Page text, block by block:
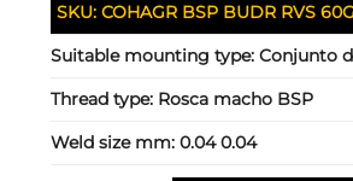
SKU:COHAGR BSP BUDR RVS
Suitable mounting type:Conjunto
Thread type: Rosca macho BSP
Weld size mm:0.04 0.04